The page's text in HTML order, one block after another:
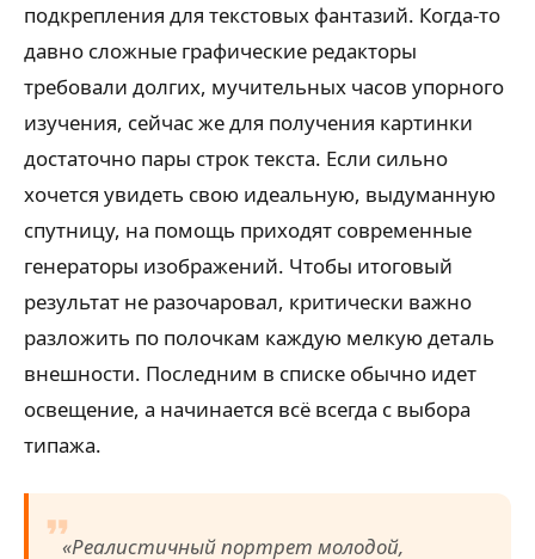
подкрепления для текстовых фантазий. Когда-то
давно сложные графические редакторы
требовали долгих, мучительных часов упорного
изучения, сейчас же для получения картинки
достаточно пары строк текста. Если сильно
хочется увидеть свою идеальную, выдуманную
спутницу, на помощь приходят современные
генераторы изображений. Чтобы итоговый
результат не разочаровал, критически важно
разложить по полочкам каждую мелкую деталь
внешности. Последним в списке обычно идет
освещение, а начинается всё всегда с выбора
типажа.
«Реалистичный портрет молодой,